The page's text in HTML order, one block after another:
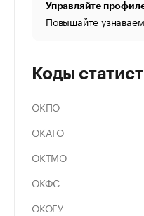
Управляйте
Повышайте
Коды
ОКПО
ОКАТО
ОКТМО
ОКФС
ОКОГУ